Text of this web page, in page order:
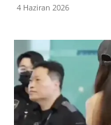
4 Haziran 2026